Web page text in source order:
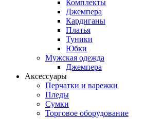
Комплекты
Джемпера
Кардиганы
Платья
Туники
Юбки
Мужская одежда
Джемпера
Аксессуары
Перчатки и варежки
Пледы
Сумки
Торговое оборудование